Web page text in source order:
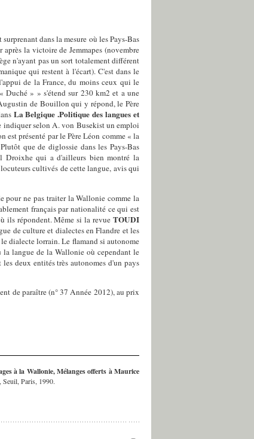
dans la mesure où les Pays-Bas
la victoire de Jemmapes (novembre
n'ayant pas un sort totalement différent
qui restent à l'écart). C'est dans le
de la France, du moins ceux qui le
Duché » » s'étend sur 230 km2 et a une
de Bouillon qui y répond, le Père
La Belgique .Politique des langues et
selon A. von Busekist un emploi
est présenté par le Père Léon comme « la
que de diglossie dans les Pays-Bas
Droixhe qui a d'ailleurs bien montré la
cultivés de cette langue, avis qui
pour ne pas traiter la Wallonie comme la
français par nationalité ce qui est
ils répondent. Même si la revue TOUDI
de culture et dialectes en Flandre et les
dialecte lorrain. Le flamand si autonome
la langue de la Wallonie où cependant le
deux entités très autonomes d'un pays
de paraître (n° 37 Année 2012), au prix
à la Wallonie, Mélanges offerts à Maurice
Seuil, Paris, 1990.